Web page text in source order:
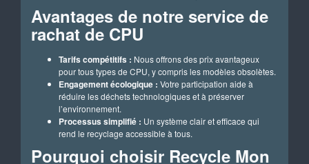
Avantages de notre service de
rachat de CPU
Tarifs compétitifs : Nous offrons des prix avantageux
pour tous types de CPU, y compris les modèles obsolètes.
Engagement écologique : Votre participation aide à
réduire les déchets technologiques et à préserver
l’environnement.
Processus simplifié : Un système clair et efficace qui
rend le recyclage accessible à tous.
Pourquoi choisir Recycle Mon